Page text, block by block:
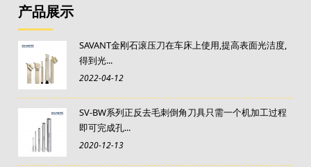
产品展示
SAVANT金刚石滚压刀在车床上使用,提高表面光洁度,
得到光...
2022-04-12
SV-BW系列正反去毛刺倒角刀具只需一个机加工过程
即可完成孔...
2020-12-13